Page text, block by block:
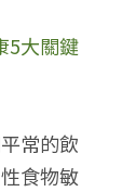
5大關鍵
常的飲
食物敏